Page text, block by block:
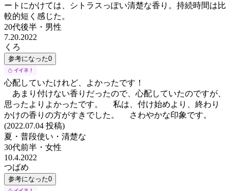
ートにかけては、シトラスっぽい清楚な香り。持続時間は比
較的短く感じた。
20代後半 ・ 男性
7.20.2022
くろ
参考になった0
心配していたけれど、よかったです！
あまり付けない香りだったので、心配していたのですが、
思ったよりよかったです。 私は、付け始めより、終わり
かけの香りの方がすきでした。 さわやかな印象です。
(2022.07.04 投稿)
夏・普段使い・清楚な
30代前半 ・ 女性
10.4.2022
つばめ
参考になった0